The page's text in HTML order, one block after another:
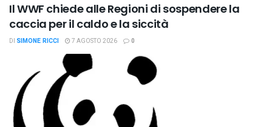
Il WWF chiede alle Regioni di sospendere la
caccia per il caldo e la siccità
DI SIMONE RICCI 7 AGOSTO 2026 0